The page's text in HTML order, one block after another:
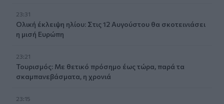
23:31
Ολική έκλειψη ηλίου: Στις 12 Αυγούστου θα σκοτεινιάσει
η μισή Ευρώπη
23:21
Τουρισμός: Με θετικό πρόσημο έως τώρα, παρά τα
σκαμπανεβάσματα, η χρονιά
23:15